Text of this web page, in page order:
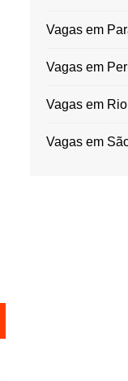
Vagas em
Vagas em
Vagas em
Vagas em